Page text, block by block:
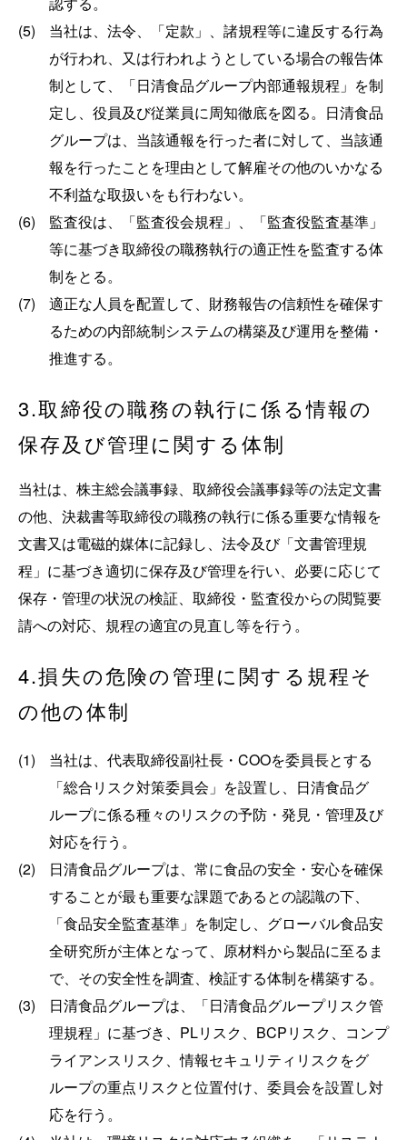
(5)
当社は、法令、「定款」、諸規程等に違反する行為
が行われ、又は行われようとしている場合の報告体
制として、「日清食品グループ内部通報規程」を制
定し、役員及び従業員に周知徹底を図る。日清食品
グループは、当該通報を行った者に対して、当該通
報を行ったことを理由として解雇その他のいかなる
不利益な取扱いをも行わない。
(6)
監査役は、「監査役会規程」、「監査役監査基準」
等に基づき取締役の職務執行の適正性を監査する体
制をとる。
(7)
適正な人員を配置して、財務報告の信頼性を確保す
るための内部統制システムの構築及び運用を整備・
推進する。
3.取締役の職務の執行に係る情報の
保存及び管理に関する体制
当社は、株主総会議事録、取締役会議事録等の法定文書
の他、決裁書等取締役の職務の執行に係る重要な情報を
文書又は電磁的媒体に記録し、法令及び「文書管理規
程」に基づき適切に保存及び管理を行い、必要に応じて
保存・管理の状況の検証、取締役・監査役からの閲覧要
請への対応、規程の適宜の見直し等を行う。
4.損失の危険の管理に関する規程そ
の他の体制
(1)
当社は、代表取締役副社長・COOを委員長とする
「総合リスク対策委員会」を設置し、日清食品グ
ループに係る種々のリスクの予防・発見・管理及び
対応を行う。
(2)
日清食品グループは、常に食品の安全・安心を確保
することが最も重要な課題であるとの認識の下、
「食品安全監査基準」を制定し、グローバル食品安
全研究所が主体となって、原材料から製品に至るま
で、その安全性を調査、検証する体制を構築する。
(3)
日清食品グループは、「日清食品グループリスク管
理規程」に基づき、PLリスク、BCPリスク、コンプ
ライアンスリスク、情報セキュリティリスクをグ
ループの重点リスクと位置付け、委員会を設置し対
応を行う。